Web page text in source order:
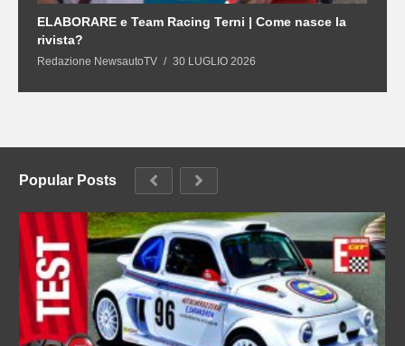
ELABORARE e Team Racing Terni | Come nasce la
rivista?
Redazione NewsautoTV 30 LUGLIO 2026
Popular Posts